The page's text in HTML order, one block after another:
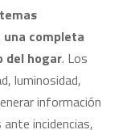
completa
del hogar. Los
luminosidad,
información
incidencias,